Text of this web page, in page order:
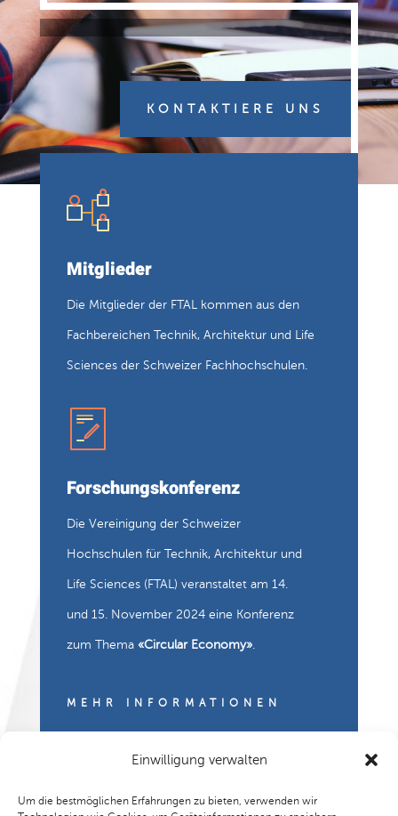
Einwilligung verwalten
Um die bestmöglichen Erfahrungen zu bieten, verwenden wir
KONTAKTIERE UNS
Mitglieder
Die Mitglieder der FTAL kommen aus den
Fachbereichen Technik, Architektur und Life
Sciences der Schweizer Fachhochschulen.
Forschungskonferenz
Die Vereinigung der Schweizer
Hochschulen für Technik, Architektur und
Life Sciences (FTAL) veranstaltet am 14.
und 15. November 2024 eine Konferenz
zum Thema «Circular Economy».
MEHR INFORMATIONEN